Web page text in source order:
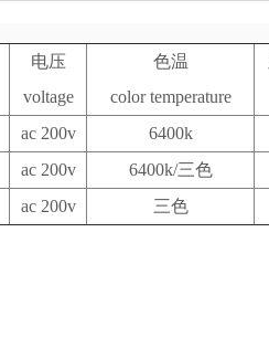
电压
voltage
色温
color temperature
ac 200v 6400k
ac 200v 6400k/三色
ac 200v 三色